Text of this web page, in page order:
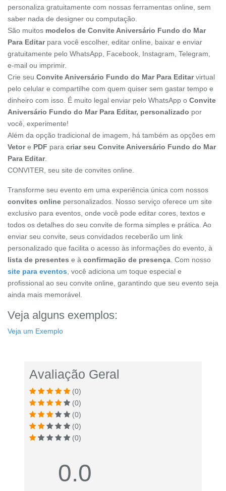
personaliza gratuitamente com nossas ferramentas online, sem
saber nada de designer ou computação.
São muitos modelos de Convite Aniversário Fundo do Mar
Para Editarpara você escolher, editar online, baixar e enviar
gratuitamente pelo WhatsApp, Facebook, Instagram, Telegram,
e-mail ou imprimir.
Crie seu Convite Aniversário Fundo do Mar Para Editarvirtual
pelo celular e compartilhe com quem quiser sem gastar tempo e
dinheiro com isso. É muito legal enviar pelo WhatsApp o Convite
Aniversário Fundo do Mar Para Editar, personalizado por
você, experimente!
Além da opção tradicional de imagem, há também as opções em
Vetore PDF para criar seu Convite Aniversário Fundo do Mar
Para Editar.
CONVITER, seu site de convites online.
Transforme seu evento em uma experiência única com nossos
convites online personalizados. Nosso serviço oferece um site
exclusivo para eventos, onde você pode editar cores, textos e
todos os detalhes do seu convite de forma simples e prática. Ao
enviar seu convite, seus convidados receberão um link
personalizado que facilita o acesso às informações do evento, à
lista de presentes e à confirmação de presença . Com nosso
site para eventos , você adiciona um toque especial e
profissional ao seu convite online, garantindo que seu evento seja
ainda mais memorável.
Veja alguns exemplos:
Veja um Exemplo
Avaliação Geral
(0)
(0)
(0)
(0)
(0)
0.0